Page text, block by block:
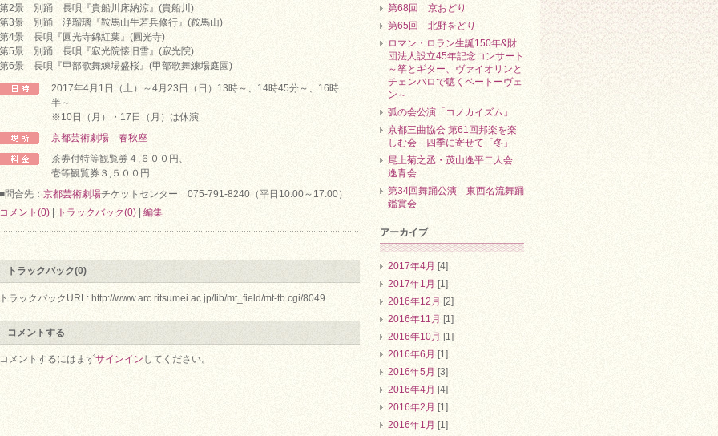
第2景 別踊 長唄『貴船川床納涼』(貴船川)
第3景 別踊 浄瑠璃『鞍馬山牛若兵修行』(鞍馬山)
第4景 長唄『圓光寺錦紅葉』(圓光寺)
第5景 別踊 長唄『寂光院懐旧雪』(寂光院)
第6景 長唄『甲部歌舞練場盛桜』(甲部歌舞練場庭園)
2017年4月1日（土）～4月23日（日）13時～、14時45分～、16時
半～
※10日（月）・17日（月）は休演
京都芸術劇場 春秋座
茶券付特等観覧券４,６００円、
壱等観覧券３,５００円
■問合先： 京都芸術劇場チケットセンター 075-791-8240（平日10:00～17:00）
コメント(0)
トラックバック(0) 編集
トラックバック(0)
トラックバックURL: http://www.arc.ritsumei.ac.jp/lib/mt_field/mt-tb.cgi/8049
コメントする
コメントするにはまずサインイン してください。
第68回 京おどり
第65回 北野をどり
ロマン・ロラン生誕150年&財
団法人設立45年記念コンサート
～筝とギター、ヴァイオリンと
チェンバロで聴くベートーヴェ
ン～
弧の会公演「コノカイズム」
京都三曲協会 第61回邦楽を楽
しむ会 四季に寄せて「冬」
尾上菊之丞・茂山逸平二人会
逸青会
第34回舞踊公演 東西名流舞踊
鑑賞会
アーカイブ
2017年4月 [4]
2017年1月 [1]
2016年12月 [2]
2016年11月 [1]
2016年10月 [1]
2016年6月 [1]
2016年5月 [3]
2016年4月 [4]
2016年2月 [1]
2016年1月 [1]